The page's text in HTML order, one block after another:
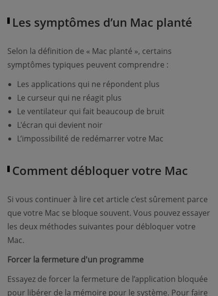
Les symptômes d’un Mac planté
Selon la définition de « Mac planté », certains
symptômes typiques peuvent comprendre :
Les applications qui ne répondent plus
Le curseur qui ne réagit plus
Le ventilateur qui fait beaucoup de bruit
L'écran qui devient noir
L’impossibilité de redémarrer votre Mac
Comment débloquer votre Mac
Si vous continuer à lire cet article c’est sûrement parce
que votre Mac se bloque souvent. Vous pouvez essayer
les deux méthodes suivantes pour débloquer votre
Mac.
Forcer la fermeture d'un programme
Essayez de forcer la fermeture de l’application bloquée
pour libérer de la mémoire pour le système. Pour faire